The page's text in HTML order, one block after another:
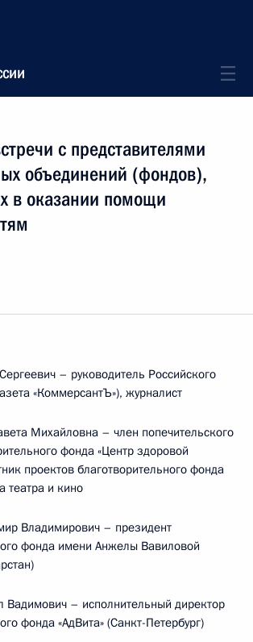
с представителями
объединений (фондов),
в оказании помощи
– руководитель Российского
«КоммерсантЪ»), журналист
Михайловна – член попечительского
фонда «Центр здоровой
проектов благотворительного фонда
театра и кино
Владимирович – президент
фонда имени Анжелы Вавиловой
– исполнительный директор
фонда «АдВита» (Санкт-Петербург)